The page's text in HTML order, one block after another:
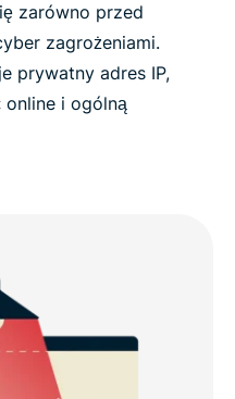
zarówno przed
zagrożeniami.
prywatny adres IP,
online i ogólną